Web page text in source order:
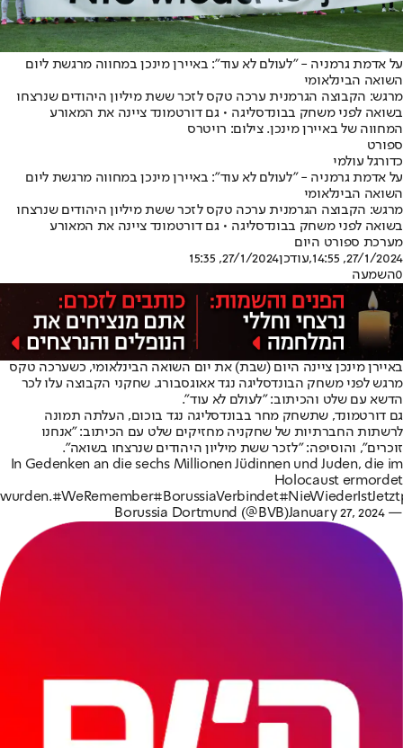
על אדמת גרמניה - "לעולם לא עוד": באיירן מינכן במחווה מרגשת ליום
השואה הבינלאומי
מרגש: הקבוצה הגרמנית ערכה טקס לזכר ששת מיליון היהודים שנרצחו
בשואה לפני משחק בבונדסליגה • גם דורטמונד ציינה את המאורע
המחווה של באיירן מינכן. צילום: רויטרס
ספורט
כדורגל עולמי
על אדמת גרמניה - "לעולם לא עוד": באיירן מינכן במחווה מרגשת ליום
השואה הבינלאומי
מרגש: הקבוצה הגרמנית ערכה טקס לזכר ששת מיליון היהודים שנרצחו
בשואה לפני משחק בבונדסליגה • גם דורטמונד ציינה את המאורע
מערכת ספורט היום
27/1/2024, 14:55
,עודכן27/1/2024, 15:35
0השמעה
באיירן מינכן ציינה היום (שבת) את יום השואה הבינלאומי, כשערכה טקס
מרגש לפני משחק הבונדסליגה נגד אאוגסבורג. שחקני הקבוצה עלו לכר
הדשא עם שלט והכיתוב: "לעולם לא עוד".
גם דורטמונד, שתשחק מחר בבונדסליגה נגד בוכום, העלתה תמונה
לרשתות החברתיות של שחקניה מחזיקים שלט עם הכיתוב: "אנחנו
זוכרים", והוסיפה: "לזכר ששת מיליון היהודים שנרצחו בשואה".
In Gedenken an die sechs Millionen Jüdinnen und Juden, die im
Holocaust ermordet
wurden.#WeRemember#BorussiaVerbindet#NieWiederIstJetzt
— Borussia Dortmund (@BVB)
January 27, 2024